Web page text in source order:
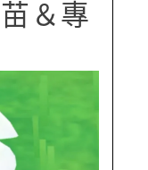
＆專